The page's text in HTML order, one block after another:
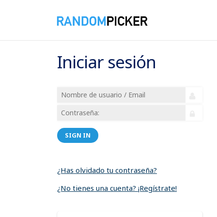
Iniciar sesión
SIGN IN
¿Has olvidado tu contraseña?
¿No tienes una cuenta? ¡Regístrate!